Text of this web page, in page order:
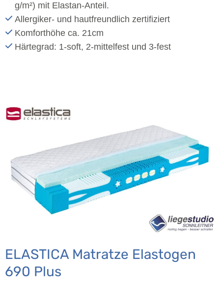
g/m²) mit Elastan-Anteil.
Allergiker- und hautfreundlich zertifiziert
Komforthöhe ca. 21cm
Härtegrad: 1-soft, 2-mittelfest und 3-fest
ELASTICA Matratze Elastogen
690 Plus